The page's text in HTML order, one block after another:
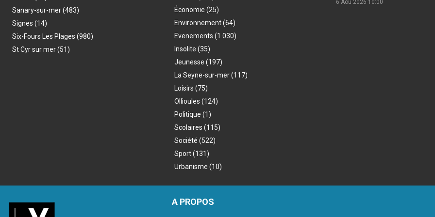
Sanary-sur-mer(483)
Signes (14)
Six-Fours Les Plages (980)
St Cyr sur mer(51)
Économie (25)
Environnement(64)
Evenements (1 030)
Insolite (35)
Jeunesse (197)
La Seyne-sur-mer(117)
Loisirs (75)
Ollioules (124)
Politique (1)
Scolaires (115)
Société (522)
Sport(131)
Urbanisme (10)
6 Aou 2026 10:00
A PROPOS